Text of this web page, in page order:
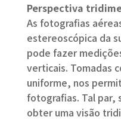
Perspectiva
As fotografias
estereoscópica da
pode fazer
verticais. Tomadas
uniforme, nos
fotografias. Tal par,
obter uma visão